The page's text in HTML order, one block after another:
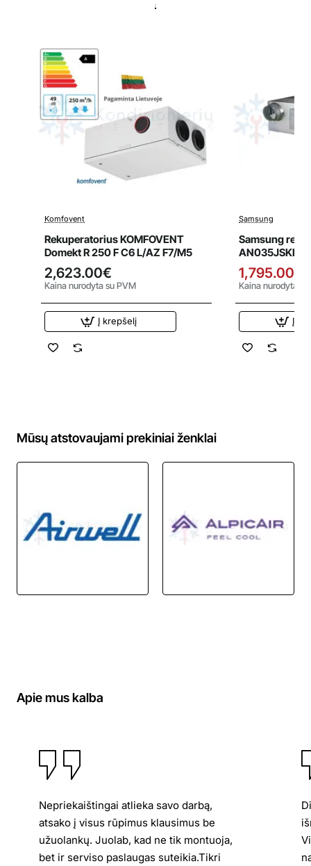
Komfovent
Rekuperatorius KOMFOVENT
Domekt R 250 F C6 L/AZ F7/M5
2,623.00€
Kaina nurodyta su PVM
Į krepšelį
Samsung
Samsung
priešsroviniu
valdikliu
1,795.00€
Kaina nurodyta
Į
Mūsų atstovaujami prekiniai ženklai
Apie mus kalba
Nepriekaištingai atlieka savo darbą,
atsako į visus rūpimus klausimus be
užuolankų. Juolab, kad ne tik montuoja,
bet ir serviso paslaugas suteikia.Tikri